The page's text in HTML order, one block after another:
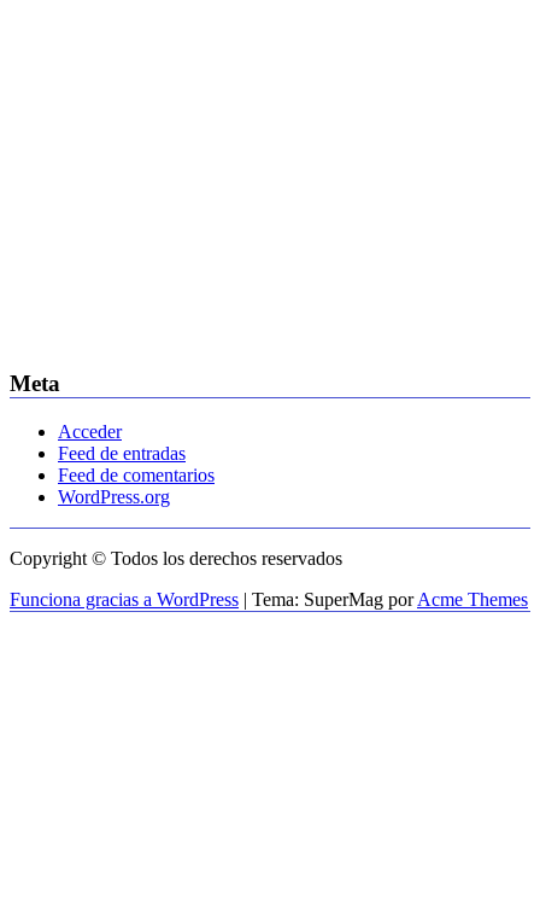
Meta
Acceder
Feed de entradas
Feed de comentarios
WordPress.org
Copyright © Todos los derechos reservados
Funciona gracias a WordPress | Tema: SuperMag porAcme Themes